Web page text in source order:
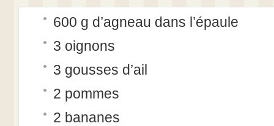
600 g d’agneau dans l’épaule
3 oignons
3 gousses d’ail
2 pommes
2 bananes